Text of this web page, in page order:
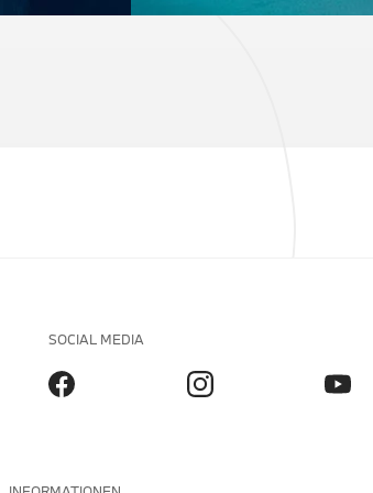
SOCIAL MEDIA